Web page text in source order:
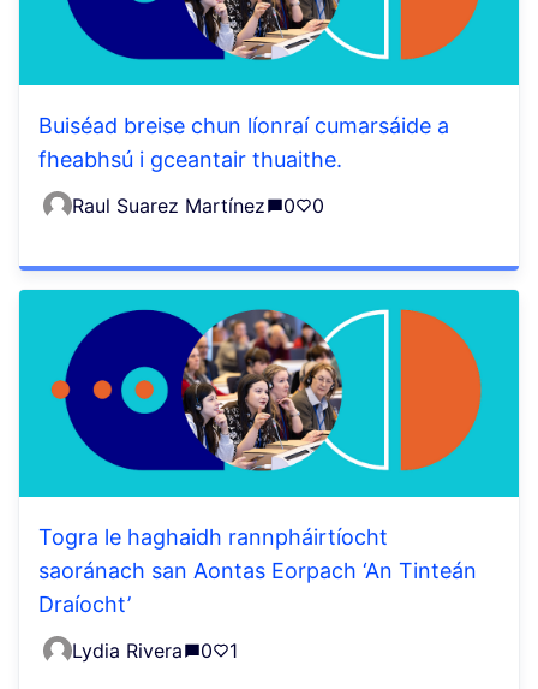
Buiséad breise chun líonraí cumarsáide a
fheabhsú i gceantair thuaithe.
Raul Suarez Martínez 0 0
Togra le haghaidh rannpháirtíocht
saoránach san Aontas Eorpach ‘An Tinteán
Draíocht’
Lydia Rivera 0 1